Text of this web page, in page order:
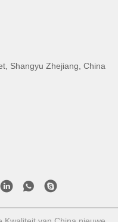
Shangyu Zhejiang, China